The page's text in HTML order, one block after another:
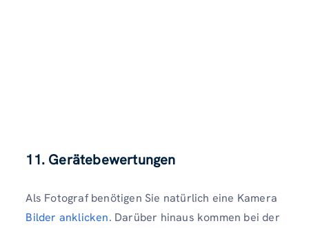
11. Gerätebewertungen
Als Fotograf benötigen Sie natürlich eine Kamera
Bilder anklicken. Darüber hinaus kommen bei der